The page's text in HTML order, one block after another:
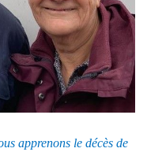
apprenons le décès de